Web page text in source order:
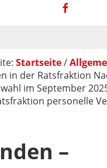
Startseite/
in der Ratsfraktion
im September
personelle
–